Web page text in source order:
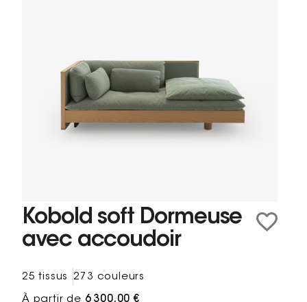
Kobold soft Dormeuse
avec accoudoir
25 tissus 273 couleurs
À partir de 6 300,00 €